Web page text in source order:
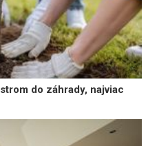
do záhrady, najviac